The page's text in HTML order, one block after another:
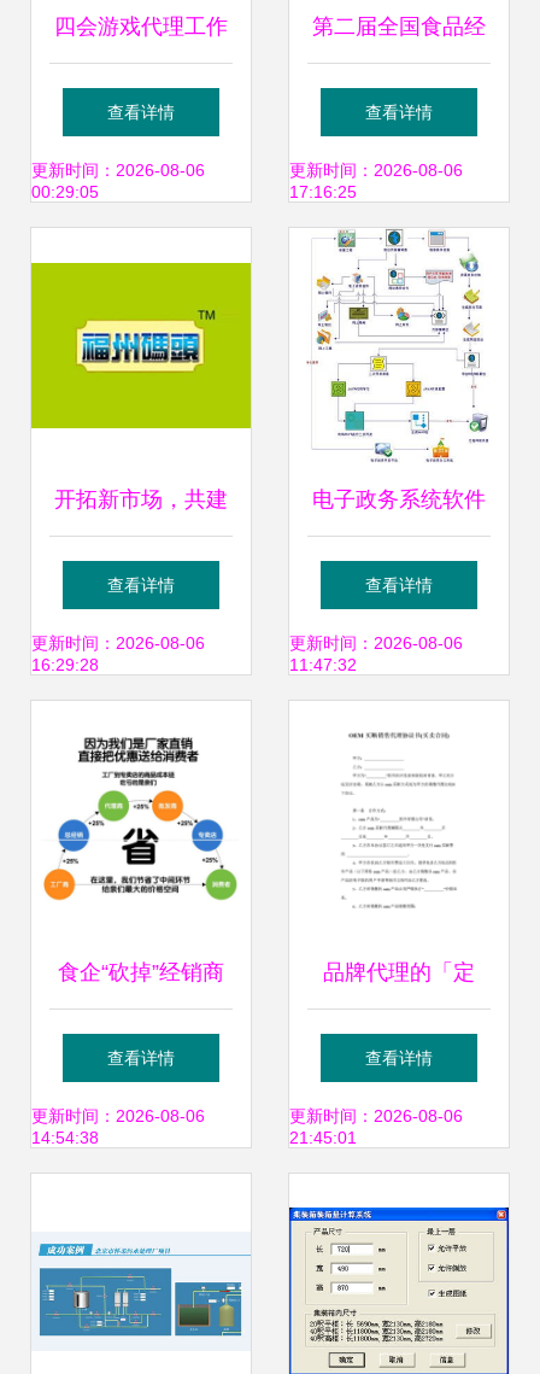
四会游戏代理工作
室模式下的销售代
理运作与实践探索
查看详情
更新时间：2026-08-06
00:29:05
第二届全国食品经
销商大会圆满落
幕，行业发展视角
深化升级
查看详情
更新时间：2026-08-06
17:16:25
开拓新市场，共建
品牌价值 高唐县福
州码头食品厂山东
查看详情
更新时间：2026-08-06
16:29:28
电子政务系统软件
开发技术及销售代
理的价值与应用
查看详情
更新时间：2026-08-06
11:47:32
食企“砍掉”经销商
新零售浪潮下的角
色再定义与风险重
查看详情
更新时间：2026-08-06
14:54:38
品牌代理的「定
制」新范式 解读
OEM买断式销售代
值与实践逻辑
查看详情
更新时间：2026-08-06
21:45:01